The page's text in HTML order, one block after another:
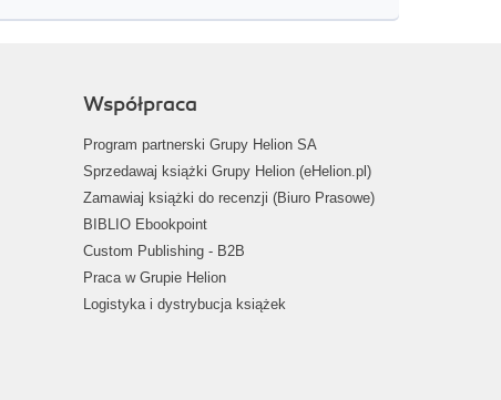
Współpraca
Program partnerski Grupy Helion SA
Sprzedawaj książki Grupy Helion (eHelion.pl)
Zamawiaj książki do recenzji (Biuro Prasowe)
BIBLIO Ebookpoint
Custom Publishing - B2B
Praca w Grupie Helion
Logistyka i dystrybucja książek